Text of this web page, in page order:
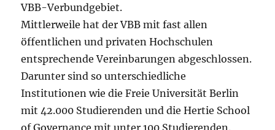
VBB-Verbundgebiet.
Mittlerweile hat der VBB mit fast allen
öffentlichen und privaten Hochschulen
entsprechende Vereinbarungen abgeschlossen.
Darunter sind so unterschiedliche
Institutionen wie die Freie Universität Berlin
mit 42.000 Studierenden und die Hertie School
of Governance mit unter 100 Studierenden.